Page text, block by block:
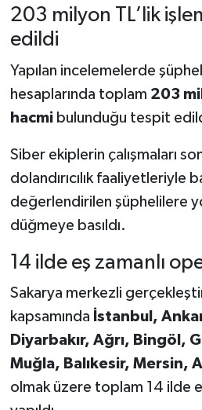
203 milyon TL’lik
edildi
Yapılan incelemelerde
hesaplarında toplam 203
hacmibulunduğu tespit
Siber ekiplerin çalışmaları
dolandırıcılık faaliyetleriyle
değerlendirilen şüphelilere
düğmeye basıldı.
14 ilde eş zamanlı
Sakarya merkezli
kapsamında İstanbul,
Diyarbakır, Ağrı, Bingöl,
Muğla, Balıkesir, Mersin,
olmak üzere toplam 14 ilde